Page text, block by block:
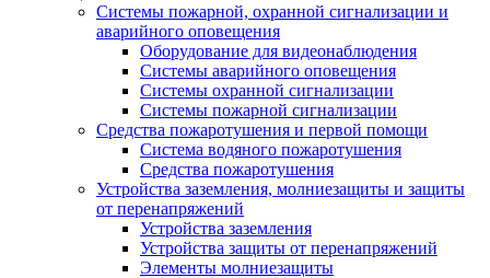
Системы пожарной, охранной сигнализации и
аварийного оповещения
Оборудование для видеонаблюдения
Системы аварийного оповещения
Системы охранной сигнализации
Системы пожарной сигнализации
Средства пожаротушения и первой помощи
Система водяного пожаротушения
Средства пожаротушения
Устройства заземления, молниезащиты и защиты
от перенапряжений
Устройства заземления
Устройства защиты от перенапряжений
Элементы молниезащиты